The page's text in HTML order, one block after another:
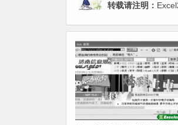
转载请注明：